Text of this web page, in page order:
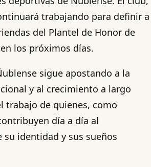
trabajando para definir a
del Plantel de Honor de
los próximos días.
sigue apostando a la
y al crecimiento a largo
trabajo de quienes, como
día a día al
identidad y sus sueños